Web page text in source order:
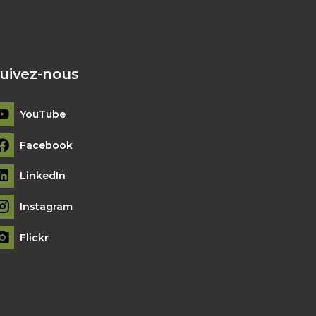
nous
YouTube
Facebook
LinkedIn
Instagram
Flickr